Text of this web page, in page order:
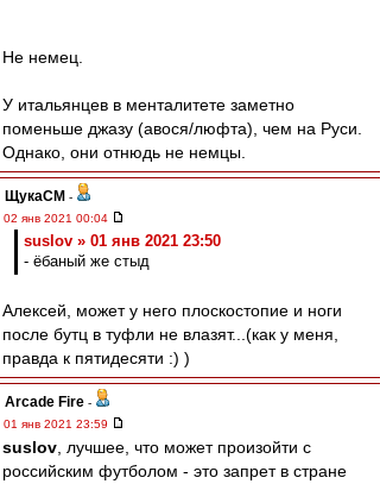
Не немец.
У итальянцев в менталитете заметно
поменьше джазу (авося/люфта), чем на Руси.
Однако, они отнюдь не немцы.
ЩукаСМ -
02 янв 2021 00:04
suslov » 01 янв 2021 23:50
- ёбаный же стыд
Алексей, может у него плоскостопие и ноги
после бутц в туфли не влазят...(как у меня,
правда к пятидесяти :) )
Arcade Fire -
01 янв 2021 23:59
suslov , лучшее, что может произойти с
российским футболом - это запрет в стране